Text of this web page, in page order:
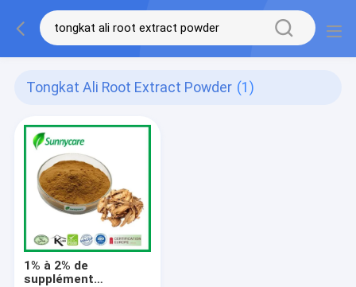
Tongkat Ali Root Extract Powder (1)
1% à 2% de
supplément